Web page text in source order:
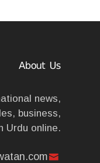
About Us
news,
business,
Urdu online.